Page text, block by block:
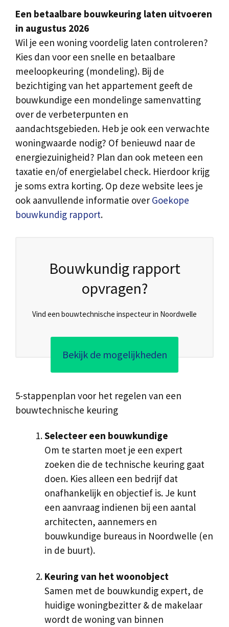
Een betaalbare bouwkeuring laten uitvoeren
in augustus 2026
Wil je een woning voordelig laten controleren?
Kies dan voor een snelle en betaalbare
meeloopkeuring (mondeling). Bij de
bezichtiging van het appartement geeft de
bouwkundige een mondelinge samenvatting
over de verbeterpunten en
aandachtsgebieden. Heb je ook een verwachte
woningwaarde nodig? Of benieuwd naar de
energiezuinigheid? Plan dan ook meteen een
taxatie en/of energielabel check. Hierdoor krijg
je soms extra korting. Op deze website lees je
ook aanvullende informatie over Goekope
bouwkundig rapport.
Bouwkundig rapport
opvragen?
Vind een bouwtechnische inspecteur in Noordwelle
Bekijk de mogelijkheden
5-stappenplan voor het regelen van een
bouwtechnische keuring
Selecteer een bouwkundige
Om te starten moet je een expert
zoeken die de technische keuring gaat
doen. Kies alleen een bedrijf dat
onafhankelijk en objectief is. Je kunt
een aanvraag indienen bij een aantal
architecten, aannemers en
bouwkundige bureaus in Noordwelle (en
in de buurt).
Keuring van het woonobject
Samen met de bouwkundig expert, de
huidige woningbezitter & de makelaar
wordt de woning van binnen